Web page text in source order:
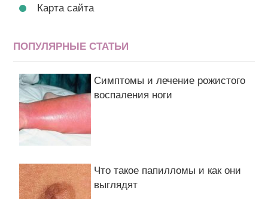
Карта сайта
ПОПУЛЯРНЫЕ СТАТЬИ
Симптомы и лечение рожистого
воспаления ноги
Что такое папилломы и как они
выглядят